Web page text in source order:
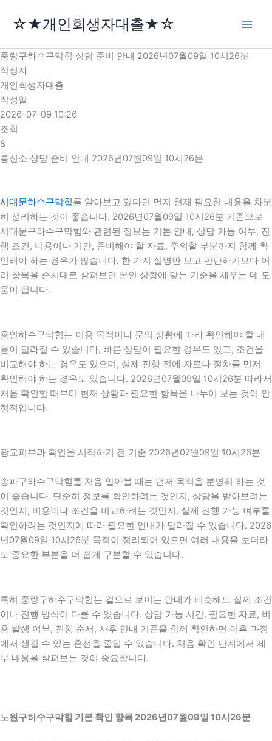
로
건
너
뛰
기
☆★개인회생자대출★☆
중랑구하수구막힘 상담 준비 안내 2026년07월09일 10시26분
작성자
개인회생자대출
작성일
2026-07-09 10:26
조회
8
흥신소 상담 준비 안내 2026년07월09일 10시26분
서대문하수구막힘를 알아보고 있다면 먼저 현재 필요한 내용을 차분
히 정리하는 것이 좋습니다. 2026년07월09일 10시26분 기준으로
서대문구하수구막힘와 관련된 정보는 기본 안내, 상담 가능 여부, 진
행 조건, 비용이나 기간, 준비해야 할 자료, 주의할 부분까지 함께 확
인해야 하는 경우가 많습니다. 한 가지 설명만 보고 판단하기보다 여
러 항목을 순서대로 살펴보면 본인 상황에 맞는 기준을 세우는 데 도
움이 됩니다.
용인하수구막힘는 이용 목적이나 문의 상황에 따라 확인해야 할 내
용이 달라질 수 있습니다. 빠른 상담이 필요한 경우도 있고, 조건을
비교해야 하는 경우도 있으며, 실제 진행 전에 자료나 절차를 먼저
확인해야 하는 경우도 있습니다. 2026년07월09일 10시26분 따라서
처음 확인할 때부터 현재 상황과 필요한 항목을 나누어 보는 것이 안
정적입니다.
광교피부과 확인을 시작하기 전 기준 2026년07월09일 10시26분
송파구하수구막힘를 처음 알아볼 때는 먼저 목적을 분명히 하는 것
이 좋습니다. 단순히 정보를 확인하려는 것인지, 상담을 받아보려는
것인지, 비용이나 조건을 비교하려는 것인지, 실제 진행 가능 여부를
확인하려는 것인지에 따라 필요한 안내가 달라질 수 있습니다. 2026
년07월09일 10시26분 목적이 정리되어 있으면 여러 내용을 보더라
도 중요한 부분을 더 쉽게 구분할 수 있습니다.
특히 중랑구하수구막힘는 겉으로 보이는 안내가 비슷해도 실제 조건
이나 진행 방식이 다를 수 있습니다. 상담 가능 시간, 필요한 자료, 비
용 발생 여부, 진행 순서, 사후 안내 기준을 함께 확인하면 이후 과정
에서 생길 수 있는 혼선을 줄일 수 있습니다. 처음 확인 단계에서 세
부 내용을 살펴보는 것이 중요합니다.
노원구하수구막힘 기본 확인 항목 2026년07월09일 10시26분